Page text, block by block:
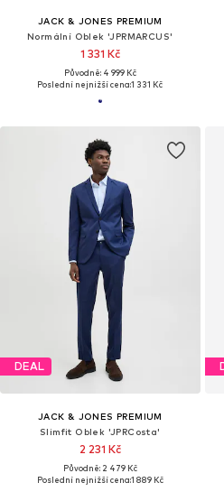
JACK & JONES PREMIUM
Normální Oblek 'JPRMARCUS'
1 331 Kč
Původně: 4 999 Kč
Poslední nejnižší cena:1 331 Kč
DEAL
JACK & JONES PREMIUM
Slimfit Oblek 'JPRCosta'
2 231 Kč
Původně: 2 479 Kč
Poslední nejnižší cena:1 889 Kč